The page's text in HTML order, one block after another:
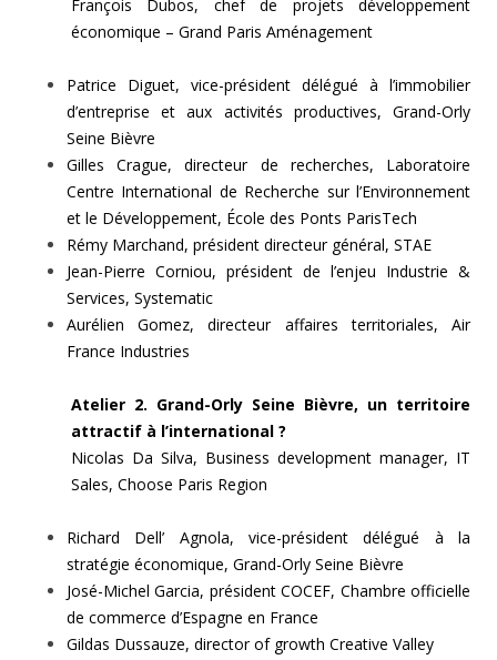
François Dubos, chef de projets développement
économique – Grand Paris Aménagement
Patrice Diguet, vice-président délégué à l’immobilier
d’entreprise et aux activités productives, Grand-Orly
Seine Bièvre
Gilles Crague, directeur de recherches, Laboratoire
Centre International de Recherche sur l’Environnement
et le Développement, École des Ponts ParisTech
Rémy Marchand, président directeur général, STAE
Jean-Pierre Corniou, président de l’enjeu Industrie &
Services, Systematic
Aurélien Gomez, directeur affaires territoriales, Air
France Industries
Atelier 2. Grand-Orly Seine Bièvre, un territoire
attractif à l’international ?
Nicolas Da Silva, Business development manager, IT
Sales, Choose Paris Region
Richard Dell’ Agnola, vice-président délégué à la
stratégie économique, Grand-Orly Seine Bièvre
José-Michel Garcia, président COCEF, Chambre officielle
de commerce d’Espagne en France
Gildas Dussauze, director of growth Creative Valley